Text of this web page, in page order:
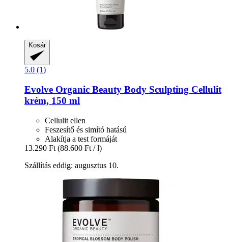
Kosár
5.0 (1)
Evolve Organic Beauty Body Sculpting Cellulit
krém, 150 ml
Cellulit ellen
Feszesítő és simító hatású
Alakítja a test formáját
13.290 Ft (88.600 Ft / l)
Szállítás eddig: augusztus 10.